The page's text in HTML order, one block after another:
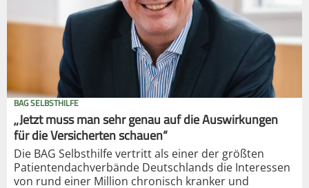
BAG SELBSTHILFE
„Jetzt muss man sehr genau auf die Auswirkungen
für die Versicherten schauen“
Die BAG Selbsthilfe vertritt als einer der größten
Patientendachverbände Deutschlands die Interessen
von rund einer Million chronisch kranker und